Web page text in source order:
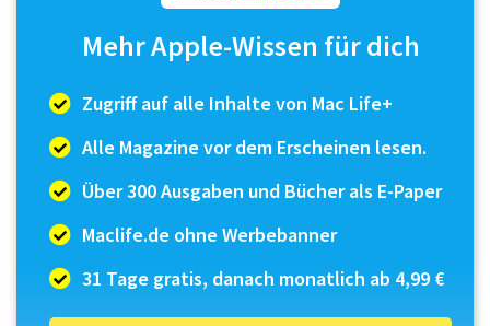
das Team von Re-Logic zum 15. Jubiläum unter
anderem Crossover-Inhalte aus Palworld und
digitale Freiheit gerne in zwe...
Mehr Apple-Wissen für dich
Zugriff auf alle Inhalte von Mac Life+
Alle Magazine vor dem Erscheinen lesen.
Über 300 Ausgaben und Bücher als E-Paper
Maclife.de ohne Werbebanner
31 Tage gratis, danach monatlich ab 4,99 €